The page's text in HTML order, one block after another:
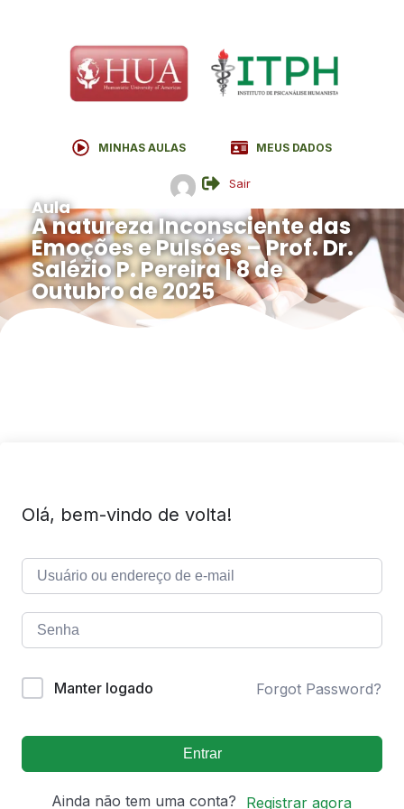
MINHAS AULAS MEUS DADOS
Sair
Aula
A natureza Inconsciente das
Emoções e Pulsões – Prof. Dr.
Salézio P. Pereira | 8 de
Outubro de 2025
Olá, bem-vindo de volta!
Manter logado Forgot Password?
Entrar
Ainda não tem uma conta? Registrar agora